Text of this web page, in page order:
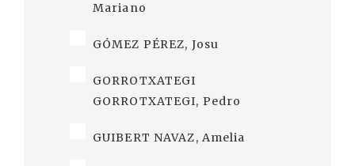
Mariano
GÓMEZ PÉREZ, Josu
GORROTXATEGI
GORROTXATEGI, Pedro
GUIBERT NAVAZ, Amelia